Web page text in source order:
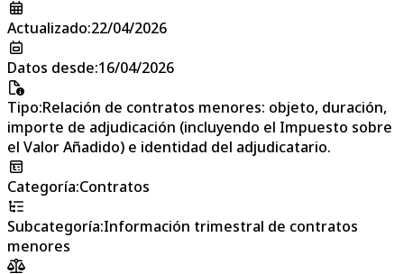
Actualizado:22/04/2026
Datos desde:16/04/2026
Tipo:Relación de contratos menores: objeto, duración,
importe de adjudicación (incluyendo el Impuesto sobre
el Valor Añadido) e identidad del adjudicatario.
Categoría:Contratos
Subcategoría:Información trimestral de contratos
menores